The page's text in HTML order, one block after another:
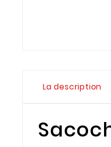
La description